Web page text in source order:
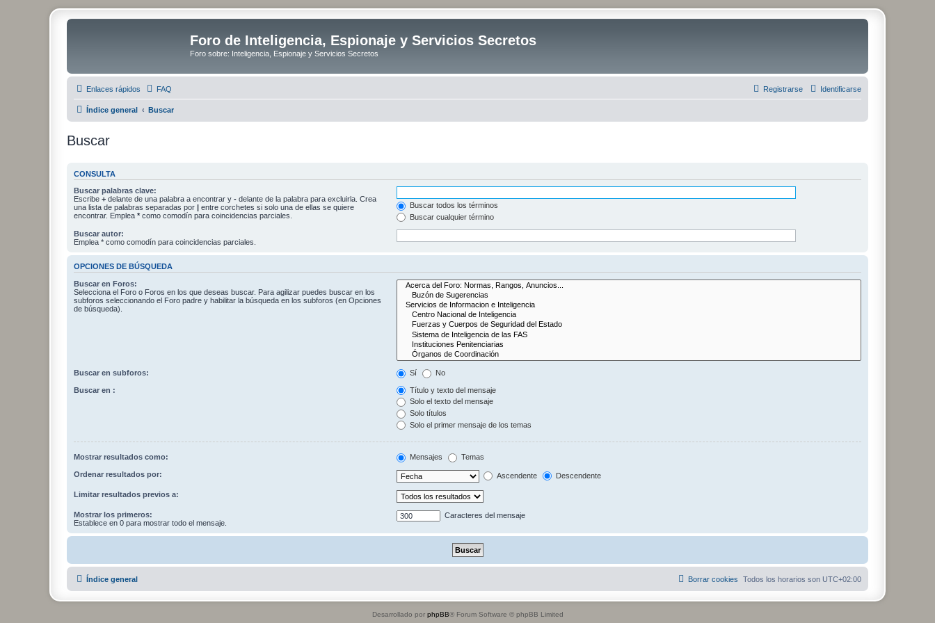
Foro de Inteligencia, Espionaje y Servicios Secretos
Foro sobre: Inteligencia, Espionaje y Servicios Secretos
Enlaces rápidos FAQ Identificarse
Registrarse
Índice general Buscar
Buscar
CONSULTA
Buscar palabras clave:
Escribe + delante de una palabra a encontrar y - delante de la palabra para excluirla. Crea
una lista de palabras separadas por | entre corchetes si solo una de ellas se quiere
encontrar. Emplea * como comodín para coincidencias parciales.
Buscar todos los términos
Buscar cualquier término
Buscar autor:
Emplea * como comodín para coincidencias parciales.
OPCIONES DE BÚSQUEDA
Buscar en Foros:
Selecciona el Foro o Foros en los que deseas buscar. Para agilizar puedes buscar en los
subforos seleccionando el Foro padre y habilitar la búsqueda en los subforos (en Opciones
de búsqueda).
Buscar en subforos: Sí No
Buscar en :
Título y texto del mensaje
Solo el texto del mensaje
Solo títulos
Solo el primer mensaje de los temas
Mostrar resultados como: Mensajes Temas
Ordenar resultados por: Ascendente Descendente
Limitar resultados previos a:
Mostrar los primeros:
Establece en 0 para mostrar todo el mensaje.
Caracteres del mensaje
Índice general Todos los horarios son UTC+02:00
Borrar cookies
Desarrollado por phpBB® Forum Software © phpBB Limited